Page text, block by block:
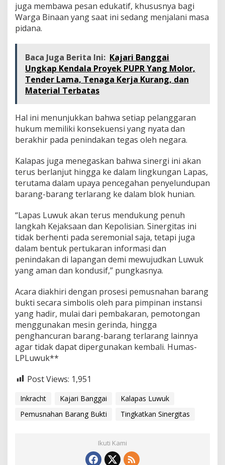
juga membawa pesan edukatif, khususnya bagi
Warga Binaan yang saat ini sedang menjalani masa
pidana.
Baca Juga Berita Ini: Kajari Banggai
Ungkap Kendala Proyek PUPR Yang Molor,
Tender Lama, Tenaga Kerja Kurang, dan
Material Terbatas
Hal ini menunjukkan bahwa setiap pelanggaran
hukum memiliki konsekuensi yang nyata dan
berakhir pada penindakan tegas oleh negara.
Kalapas juga menegaskan bahwa sinergi ini akan
terus berlanjut hingga ke dalam lingkungan Lapas,
terutama dalam upaya pencegahan penyelundupan
barang-barang terlarang ke dalam blok hunian.
“Lapas Luwuk akan terus mendukung penuh
langkah Kejaksaan dan Kepolisian. Sinergitas ini
tidak berhenti pada seremonial saja, tetapi juga
dalam bentuk pertukaran informasi dan
penindakan di lapangan demi mewujudkan Luwuk
yang aman dan kondusif,” pungkasnya.
Acara diakhiri dengan prosesi pemusnahan barang
bukti secara simbolis oleh para pimpinan instansi
yang hadir, mulai dari pembakaran, pemotongan
menggunakan mesin gerinda, hingga
penghancuran barang-barang terlarang lainnya
agar tidak dapat dipergunakan kembali. Humas-
LPLuwuk**
Post Views: 1,951
Inkracht Kajari Banggai
Kalapas Luwuk
Pemusnahan Barang Bukti
Tingkatkan Sinergitas
Ikuti Kami